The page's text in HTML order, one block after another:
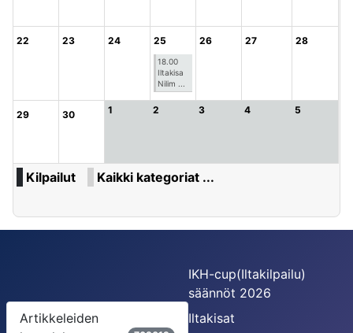
22 23 24 25
18.00
Iltakisa
Nilim ...
26 27 28
29 30 1 2 3 4 5
Kilpailut Kaikki kategoriat ...
Artikkeleiden
IKH-cup(Iltakilpailu)
säännöt 2026
Iltakisat